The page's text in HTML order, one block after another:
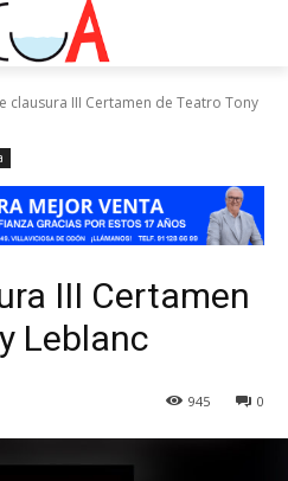
clausura III Certamen de Teatro Tony
III Certamen
Leblanc
0
945